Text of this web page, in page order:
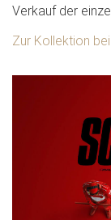
Verkauf der
Zur Kollektion